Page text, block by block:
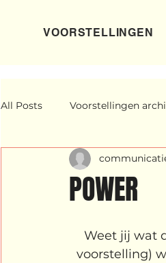
VOORSTELLINGEN
All Posts Voorstellingen
OND Father
POWER
Weet jij wat
voorstelling)